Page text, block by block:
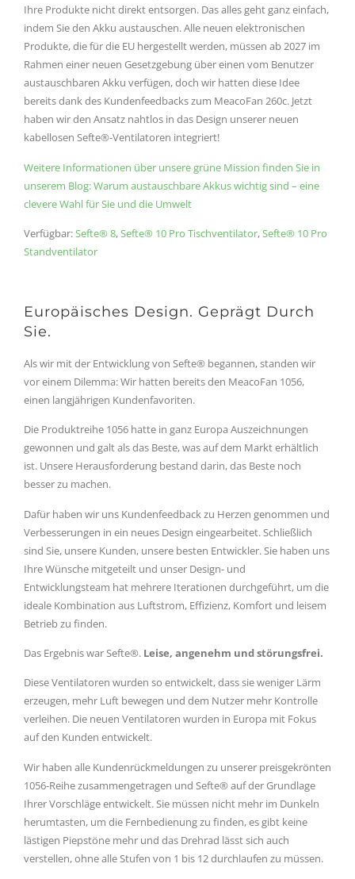
Ihre Produkte nicht direkt entsorgen. Das alles geht ganz einfach,
indem Sie den Akku austauschen. Alle neuen elektronischen
Produkte, die für die EU hergestellt werden, müssen ab 2027 im
Rahmen einer neuen Gesetzgebung über einen vom Benutzer
austauschbaren Akku verfügen, doch wir hatten diese Idee
bereits dank des Kundenfeedbacks zum MeacoFan 260c. Jetzt
haben wir den Ansatz nahtlos in das Design unserer neuen
kabellosen Sefte®-Ventilatoren integriert!
Weitere Informationen über unsere grüne Mission finden Sie in
unserem Blog: Warum austauschbare Akkus wichtig sind – eine
clevere Wahl für Sie und die Umwelt
Verfügbar:Sefte® 8,Sefte® 10 Pro Tischventilator,Sefte® 10 Pro
Standventilator
Europäisches Design. Geprägt Durch
Sie.
Als wir mit der Entwicklung von Sefte® begannen, standen wir
vor einem Dilemma: Wir hatten bereits den MeacoFan 1056,
einen langjährigen Kundenfavoriten.
Die Produktreihe 1056 hatte in ganz Europa Auszeichnungen
gewonnen und galt als das Beste, was auf dem Markt erhältlich
ist. Unsere Herausforderung bestand darin, das Beste noch
besser zu machen.
Dafür haben wir uns Kundenfeedback zu Herzen genommen und
Verbesserungen in ein neues Design eingearbeitet. Schließlich
sind Sie, unsere Kunden, unsere besten Entwickler. Sie haben uns
Ihre Wünsche mitgeteilt und unser Design- und
Entwicklungsteam hat mehrere Iterationen durchgeführt, um die
ideale Kombination aus Luftstrom, Effizienz, Komfort und leisem
Betrieb zu finden.
Das Ergebnis war Sefte®. Leise, angenehm und störungsfrei.
Diese Ventilatoren wurden so entwickelt, dass sie weniger Lärm
erzeugen, mehr Luft bewegen und dem Nutzer mehr Kontrolle
verleihen. Die neuen Ventilatoren wurden in Europa mit Fokus
auf den Kunden entwickelt.
Wir haben alle Kundenrückmeldungen zu unserer preisgekrönten
1056-Reihe zusammengetragen und Sefte® auf der Grundlage
Ihrer Vorschläge entwickelt. Sie müssen nicht mehr im Dunkeln
herumtasten, um die Fernbedienung zu finden, es gibt keine
lästigen Piepstöne mehr und das Drehrad lässt sich auch
verstellen, ohne alle Stufen von 1 bis 12 durchlaufen zu müssen.